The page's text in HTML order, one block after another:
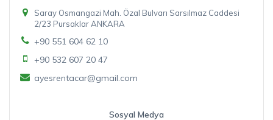
Saray Osmangazi Mah. Özal Bulvarı Sarsılmaz Caddesi
2/23 Pursaklar ANKARA
+90 551 604 62 10
+90 532 607 20 47
ayesrentacar@gmail.com
Sosyal Medya